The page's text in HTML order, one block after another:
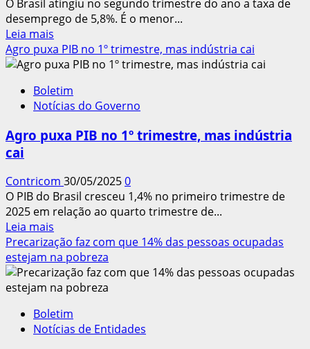
O Brasil atingiu no segundo trimestre do ano a taxa de
desemprego de 5,8%. É o menor...
Leia mais
mais
sobre
taxa
de
cai
a
menor
já
registrada
no
país
Agro puxa PIB no 1º trimestre, mas indústria cai
Boletim
Notícias do Governo
Agro puxa PIB no 1º trimestre, mas indústria
cai
Contricom 30/05/20250
O PIB do Brasil cresceu 1,4% no primeiro trimestre de
2025 em relação ao quarto trimestre de...
Leia mais
mais
sobre
Agro
puxa
no
1º
Precarização faz com que 14% das pessoas ocupadas
estejam na pobreza
Boletim
Notícias de Entidades